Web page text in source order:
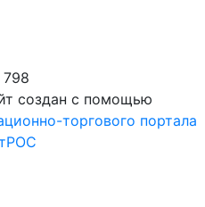
798
создан с помощью
торгового портала